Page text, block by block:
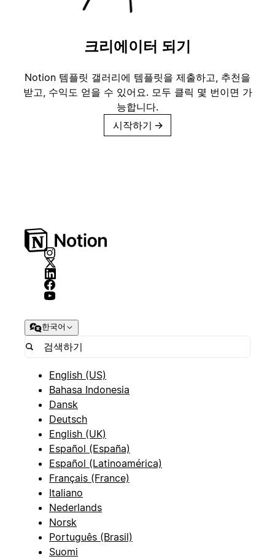
크리에이터 되기
Notion 템플릿 갤러리에 템플릿을 제출하고, 추천을
받고, 수익도 얻을 수 있어요. 모두 클릭 몇 번이면 가
능합니다.
시작하기 →
한국어
English (US)
Bahasa Indonesia
Dansk
Deutsch
English (UK)
Español (España)
Español (Latinoamérica)
Français (France)
Italiano
Nederlands
Norsk
Português (Brasil)
Suomi